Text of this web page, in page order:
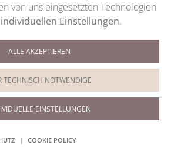
von uns eingesetzten Technologien
individuellen Einstellungen.
ALLE AKZEPTIEREN
TECHNISCH NOTWENDIGE
| COOKIE POLICY
EINSTELLUNGEN